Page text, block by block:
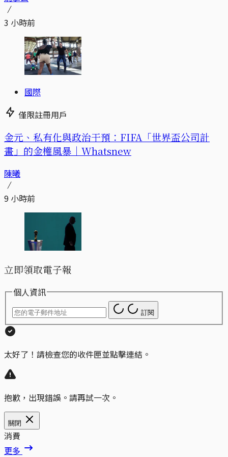
3 小時前
國際
僅限註冊用戶
金元、私有化與政治干預：FIFA「世界盃公司計
畫」的金權風暴｜Whatsnew
陳曦
9 小時前
立即領取電子報
個人資訊
訂閱
太好了！請檢查您的收件匣並點擊連結。
抱歉，出現錯誤。請再試一次。
關閉
消費
更多